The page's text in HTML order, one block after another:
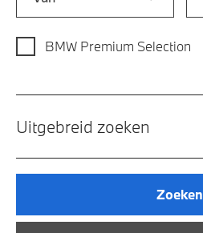
BMW Premium Selection
Uitgebreid zoeken
Zoeken